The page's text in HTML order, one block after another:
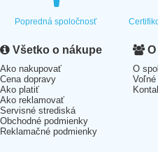
Popredná spoločnosť
Všetko o nákupe
Ako nakupovať
Cena dopravy
Ako platiť
Ako reklamovať
Servisné strediská
Obchodné podmienky
Reklamačné podmienky
O